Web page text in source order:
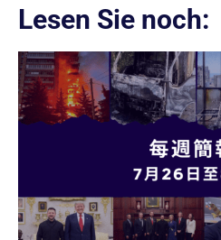
Lesen Sie noch: